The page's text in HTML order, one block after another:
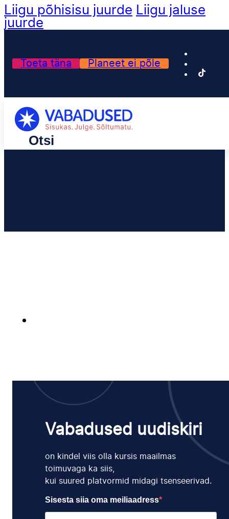
Liigu põhisisu juurde Liigu jaluse
juurde
Toeta täna Planeet ei põle
Vabadused uudiskiri
on kindel viis olla kursis maailmas
toimuvaga ka siis,
kui suured platvormid midagi tsenseerivad.
Sisesta siia oma meiliaadress